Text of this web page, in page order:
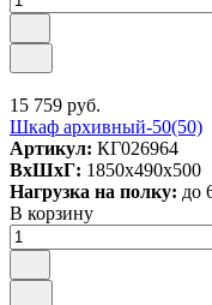
15 759 руб.
Шкаф архивный-50(50)
Артикул: КГ026964
ВxШxГ: 1850x490x500
Нагрузка на полку: до
В корзину